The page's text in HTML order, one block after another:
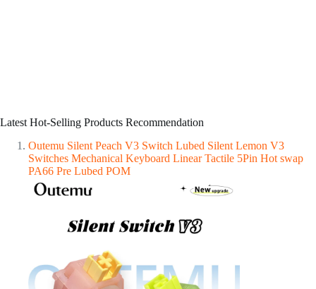
Latest Hot-Selling Products Recommendation
Outemu Silent Peach V3 Switch Lubed Silent Lemon V3
Switches Mechanical Keyboard Linear Tactile 5Pin Hot swap
PA66 Pre Lubed POM